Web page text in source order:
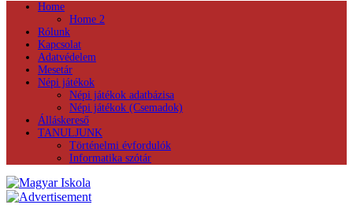
Home
Home 2
Rólunk
Kapcsolat
Adatvédelem
Mesetár
Népi játékok
Népi játékok adatbázisa
Népi játékok (Csemadok)
Álláskereső
TANULJUNK
Történelmi évfordulók
Informatika szótár